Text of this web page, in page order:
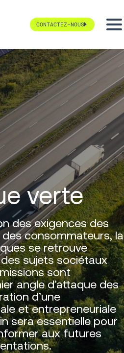
CONTACTEZ-NOUS
verte
des exigences des
consommateurs, la
se retrouve
sujets sociétaux
sont
angle d’attaque des
d’une
et entrepreneuriale
sera essentielle pour
aux futures